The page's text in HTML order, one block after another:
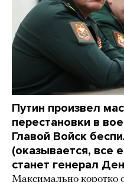
Путин произвел
перестановки в
Главой Войск
(оказывается, все
станет генерал
Максимально коротко